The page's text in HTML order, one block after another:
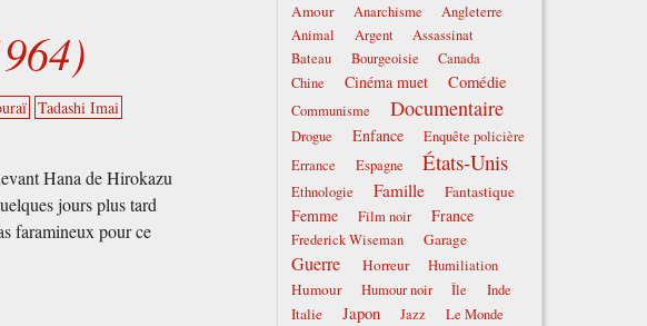
Tadashi Imai
Hana de Hirokazu
jours plus tard
faramineux pour ce
Amour Anarchisme
Angleterre
Animal
Argent
Assassinat
Bateau
Bourgeoisie
Canada
Chine
Cinéma muet Comédie
Communisme Documentaire
Drogue Enfance
Enquête policière
Errance
Espagne États-Unis
Ethnologie Famille Fantastique
Femme Film noir France
Frederick Wiseman Garage
Guerre Horreur Humiliation
Humour Humour noir Île Inde
Italie Japon Jazz
Le Monde